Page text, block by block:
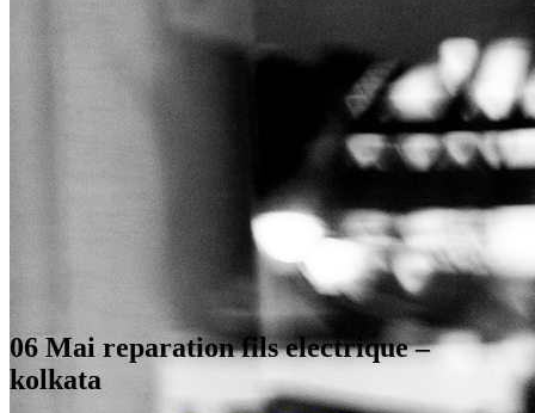
06 Mai reparation fils electrique –
kolkata